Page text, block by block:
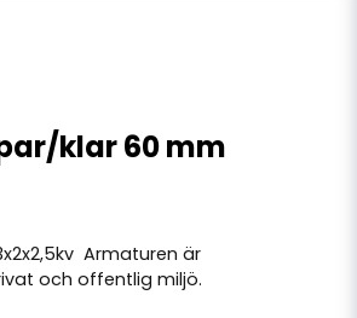
klar 60 mm
Armaturen är
och offentlig miljö.